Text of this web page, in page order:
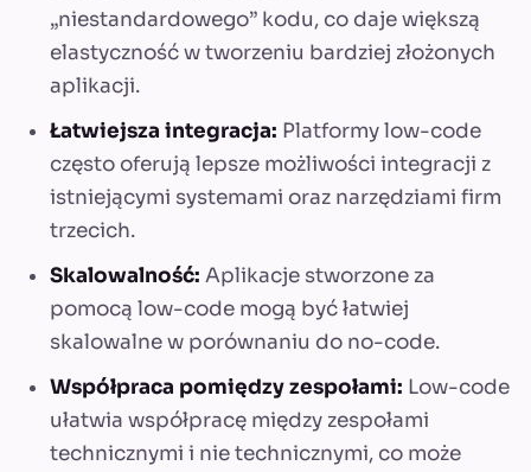
„niestandardowego” kodu, co daje większą
elastyczność w tworzeniu bardziej złożonych
aplikacji.
Łatwiejsza integracja: Platformy low-code
często oferują lepsze możliwości integracji z
istniejącymi systemami oraz narzędziami firm
trzecich.
Skalowalność: Aplikacje stworzone za
pomocą low-code mogą być łatwiej
skalowalne w porównaniu do no-code.
Współpraca pomiędzy zespołami: Low-code
ułatwia współpracę między zespołami
technicznymi i nie technicznymi, co może